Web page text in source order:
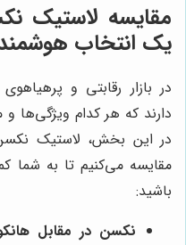
مقایسه لاستیک
یک انتخاب
در بازار رقابتی و
دارند که هر کدام ویژگی‌ها
در این بخش، لاستیک
مقایسه می‌کنیم تا به شما
باشید:
نکسن در مقابل